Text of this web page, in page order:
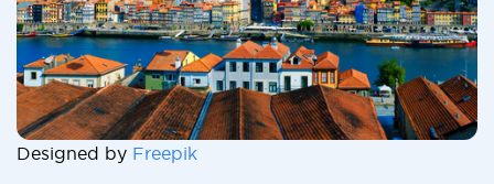
Designed by Freepik